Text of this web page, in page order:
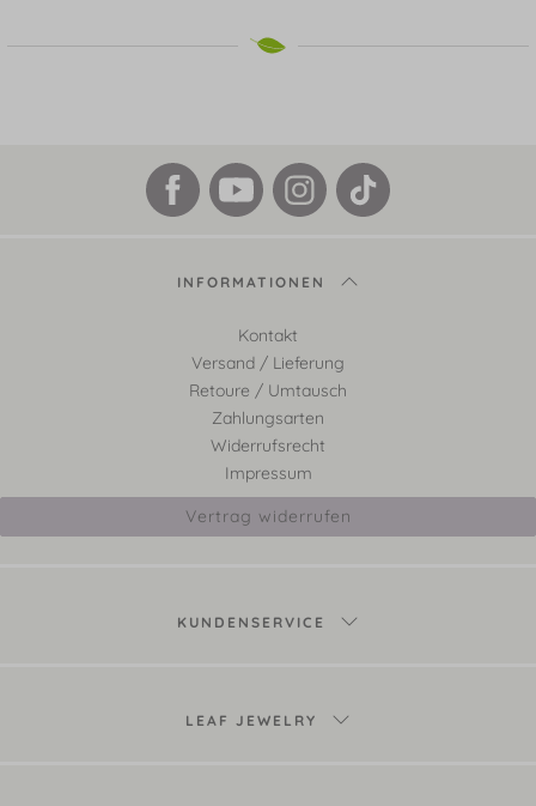
INFORMATIONEN
Kontakt
Versand / Lieferung
Retoure / Umtausch
Zahlungsarten
Widerrufsrecht
Impressum
Vertrag widerrufen
KUNDENSERVICE
LEAF JEWELRY